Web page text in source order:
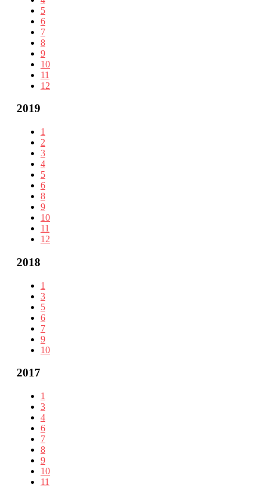
5
6
7
8
9
10
11
12
2019
1
2
3
4
5
6
8
9
10
11
12
2018
1
3
5
6
7
9
10
2017
1
3
4
6
7
8
9
10
11